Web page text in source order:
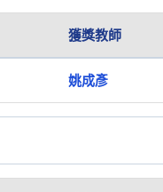
獲獎教師
姚成彥